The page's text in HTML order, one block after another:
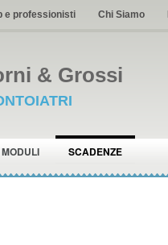
e professionisti Chi Siamo
& Grossi
MODULI SCADENZE